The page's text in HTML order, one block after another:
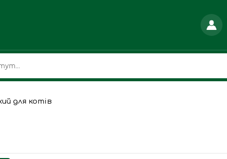
для котів